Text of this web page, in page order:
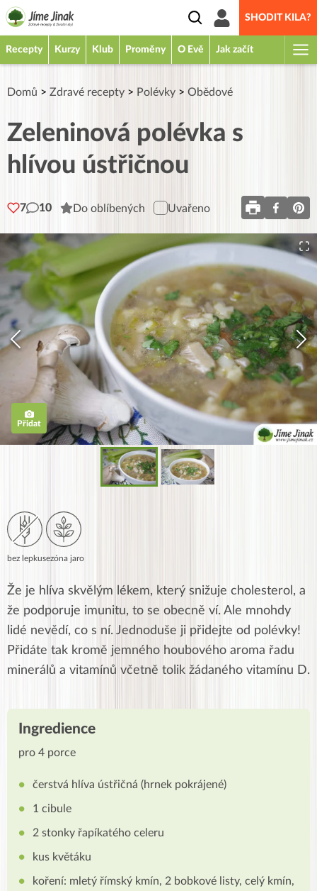
SHODIT KILA?
Recepty Kurzy Klub Proměny O Evě Jak začít
Domů > Zdravé recepty > Polévky > Obědové
Zeleninová polévka s
hlívou ústřičnou
7 10 Do oblíbených Uvařeno
Přidat
bez lepkusezóna jaro
Že je hlíva skvělým lékem, který snižuje cholesterol, a
že podporuje imunitu, to se obecně ví. Ale mnohdy
lidé nevědí, co s ní. Jednoduše ji přidejte od polévky!
Přidáte tak kromě jemného houbového aroma řadu
minerálů a vitamínů včetně tolik žádaného vitamínu D.
Ingredience
pro 4 porce
čerstvá hlíva ústřičná (hrnek pokrájené)
1 cibule
2 stonky řapíkatého celeru
kus květáku
koření: mletý římský kmín, 2 bobkové listy, celý kmín,